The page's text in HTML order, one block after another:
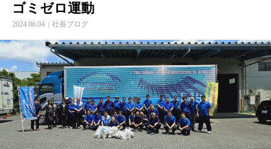
ゴミゼロ運動
2024.06.04 社長ブログ